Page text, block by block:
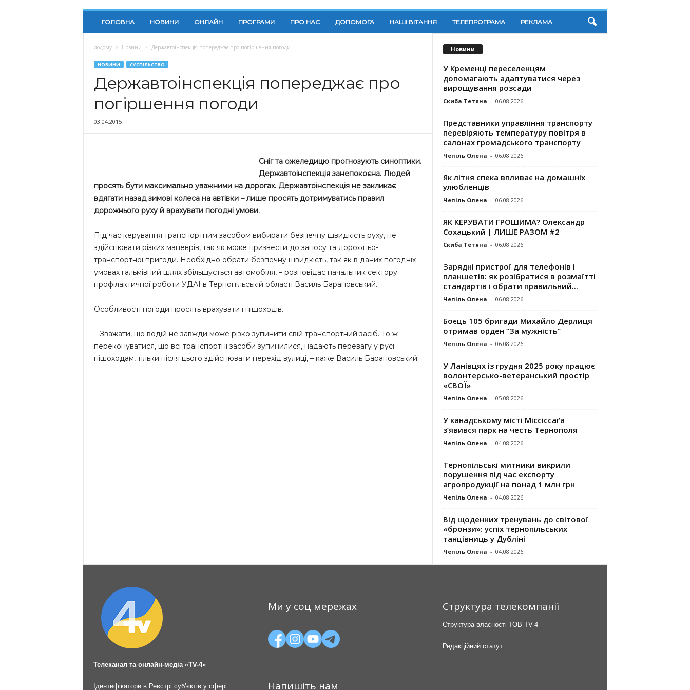
ГОЛОВНА НОВИНИ ОНЛАЙН ПРОГРАМИ ПРО НАС ДОПОМОГА НАШІ ВІТАННЯ ТЕЛЕПРОГРАМА РЕКЛАМА
додому Новини Державтоінспекція попереджає про погіршення погоди
НОВИНИ СУСПІЛЬСТВО
Державтоінспекція попереджає про
погіршення погоди
03.04.2015
Сніг та ожеледицю прогнозують синоптики.
Державтоінспекція занепокоєна. Людей
просять бути максимально уважними на дорогах. Державтоінспекція не закликає
вдягати назад зимові колеса на автівки – лише просять дотримуватись правил
дорожнього руху й врахувати погодні умови.
Під час керування транспортним засобом вибирати безпечну швидкість руху, не
здійснювати різких маневрів, так як може призвести до заносу та дорожньо-
транспортної пригоди. Необхідно обрати безпечну швидкість, так як в даних погодніх
умовах гальмівний шлях збільшується автомобіля, – розповідає начальник сектору
профілактичної роботи УДАІ в Тернопільській області Василь Барановський.
Особливості погоди просять врахувати і пішоходів.
– Зважати, що водій не завжди може різко зупинити свій транспортний засіб. То ж
переконуватися, що всі транспортні засоби зупинилися, надають перевагу у русі
пішоходам, тільки після цього здійснювати перехід вулиці, – каже Василь Барановський.
Новини
У Кременці переселенцям
допомагають адаптуватися через
вирощування розсади
Скиба Тетяна - 06.08.2026
Представники управління транспорту
перевіряють температуру повітря в
салонах громадського транспорту
Чепіль Олена - 06.08.2026
Як літня спека впливає на домашніх
улюбленців
Чепіль Олена - 06.08.2026
ЯК КЕРУВАТИ ГРОШИМА? Олександр
Сохацький | ЛИШЕ РАЗОМ #2
Скиба Тетяна - 06.08.2026
Зарядні пристрої для телефонів і
планшетів: як розібратися в розмаїтті
стандартів і обрати правильний...
Чепіль Олена - 06.08.2026
Боєць 105 бригади Михайло Дерлиця
отримав орден “За мужність”
Чепіль Олена - 06.08.2026
У Ланівцях із грудня 2025 року працює
волонтерсько-ветеранський простір
«СВОЇ»
Чепіль Олена - 05.08.2026
У канадському місті Міссіссаґа
з’явився парк на честь Тернополя
Чепіль Олена - 04.08.2026
Тернопільські митники викрили
порушення під час експорту
агропродукції на понад 1 млн грн
Чепіль Олена - 04.08.2026
Від щоденних тренувань до світової
«бронзи»: успіх тернопільських
танцівниць у Дубліні
Чепіль Олена - 04.08.2026
Телеканал та онлайн-медіа «TV-4»
Ідентифікатори в Реєстрі суб’єктів у сфері
Ми у соц мережах
Напишіть нам
Структура телекомпанії
Структура власності ТОВ TV-4
Редакційний статут